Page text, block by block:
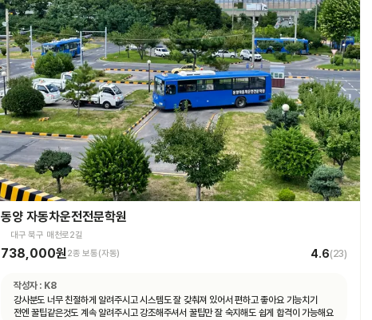
동양 자동차운전전문학원
대구 북구 매천로2길
738,000원2종 보통(자동) 4.6(23)
작성자 : K8
강사분도 너무 친절하게 알려주시고 시스템도 잘 갖춰져 있어서 편하고 좋아요 기능치기
전엔 꿀팁같은것도 계속 알려주시고 강조해주셔서 꿀팁만 잘 숙지해도 쉽게 합격이 가능해요